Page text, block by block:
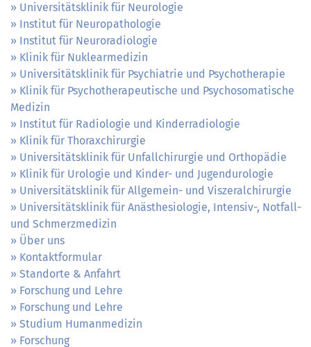
Universitätsklinik für Neurologie
Institut für Neuropathologie
Institut für Neuroradiologie
Klinik für Nuklearmedizin
Universitätsklinik für Psychiatrie und Psychotherapie
Klinik für Psychotherapeutische und Psychosomatische
Medizin
Institut für Radiologie und Kinderradiologie
Klinik für Thoraxchirurgie
Universitätsklinik für Unfallchirurgie und Orthopädie
Klinik für Urologie und Kinder- und Jugendurologie
Universitätsklinik für Allgemein- und Viszeralchirurgie
Universitätsklinik für Anästhesiologie, Intensiv-, Notfall-
und Schmerzmedizin
Über uns
Kontaktformular
Standorte & Anfahrt
Forschung und Lehre
Forschung und Lehre
Studium Humanmedizin
Forschung